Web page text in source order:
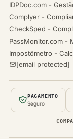
IDPDoc.com -
Complyer -
CheckSped -
PassMonitor.com -
Impostômetro -
[email protected]
PAGAMENTO
Seguro